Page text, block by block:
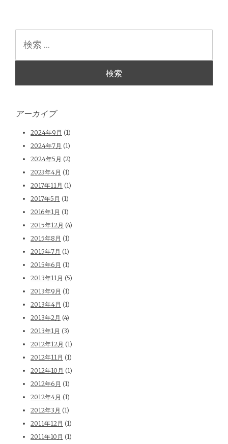
アーカイブ
2024年9月 (1)
2024年7月 (1)
2024年5月 (2)
2023年4月 (1)
2017年11月 (1)
2017年5月 (1)
2016年1月 (1)
2015年12月 (4)
2015年8月 (1)
2015年7月 (1)
2015年6月 (1)
2013年11月 (5)
2013年9月 (1)
2013年4月 (1)
2013年2月 (4)
2013年1月 (3)
2012年12月 (1)
2012年11月 (1)
2012年10月 (1)
2012年6月 (1)
2012年4月 (1)
2012年3月 (1)
2011年12月 (1)
2011年10月 (1)